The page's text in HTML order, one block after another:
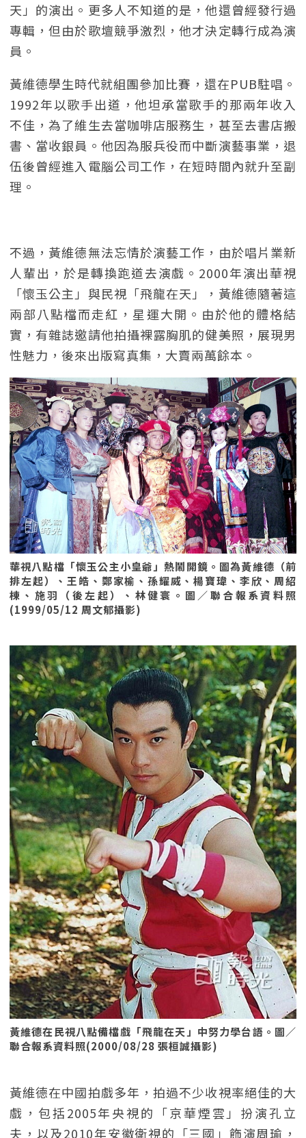
天」的演出。更多人不知道的是，他還曾經發行過
專輯，但由於歌壇競爭激烈，他才決定轉行成為演
員。
黃維德學生時代就組團參加比賽，還在PUB駐唱。
1992年以歌手出道，他坦承當歌手的那兩年收入
不佳，為了維生去當咖啡店服務生，甚至去書店搬
書、當收銀員。他因為服兵役而中斷演藝事業，退
伍後曾經進入電腦公司工作，在短時間內就升至副
理。
不過，黃維德無法忘情於演藝工作，由於唱片業新
人輩出，於是轉換跑道去演戲。2000年演出華視
「懷玉公主」與民視「飛龍在天」，黃維德隨著這
兩部八點檔而走紅，星運大開。由於他的體格結
實，有雜誌邀請他拍攝裸露胸肌的健美照，展現男
性魅力，後來出版寫真集，大賣兩萬餘本。
華視八點檔「懷玉公主小皇爺」熱鬧開鏡。圖為黃維德（前
排左起）、王皓、鄭家榆、孫耀威、楊寶瑋、李欣、周紹
棟、施羽（後左起）、林健寰。圖／聯合報系資料照
(1999/05/12 周文郁攝影)
黃維德在民視八點備檔戲「飛龍在天」中努力學台語。圖／
聯合報系資料照(2000/08/28 張桓誠攝影)
黃維德在中國拍戲多年，拍過不少收視率絕佳的大
戲，包括2005年央視的「京華煙雲」扮演孔立
夫，以及2010年安徽衛視的「三國」飾演周瑜，